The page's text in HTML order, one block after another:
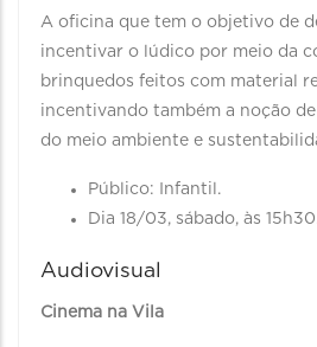
A oficina que tem o objetivo de
incentivar o lúdico por meio da
brinquedos feitos com material
incentivando também a noção
do meio ambiente e
Público: Infantil.
Dia 18/03, sábado, às
Audiovisual
Cinema na Vila